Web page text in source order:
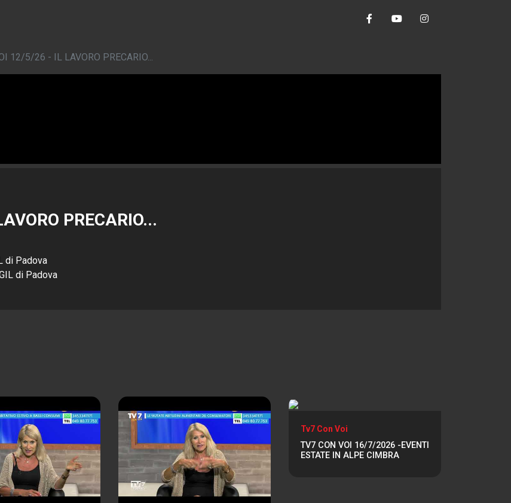
12/5/26 - IL LAVORO PRECARIO...
PRECARIO...
di Padova
di Padova
Tv7 Con Voi
TV7 CON VOI 16/7/2026 -EVENTI
ESTATE IN ALPE CIMBRA